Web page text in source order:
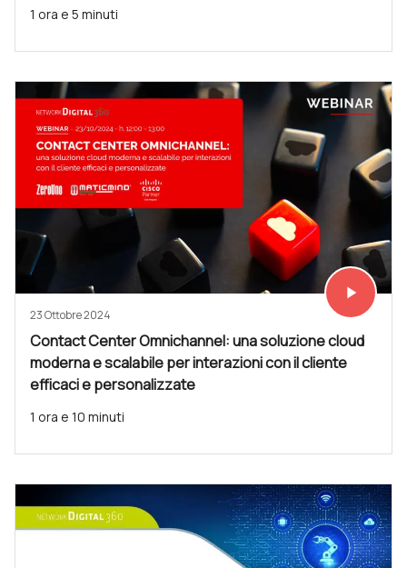
1 ora e 5 minuti
Vedi subito
play_arrow
23 Ottobre 2024
Contact Center Omnichannel: una soluzione cloud
moderna e scalabile per interazioni con il cliente
efficaci e personalizzate
1 ora e 10 minuti